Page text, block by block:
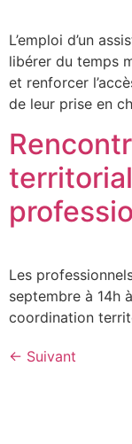
L’emploi d’un
libérer du temps
et renforcer
de leur prise en
Les
septembre à 14h
coordination
← Suivant